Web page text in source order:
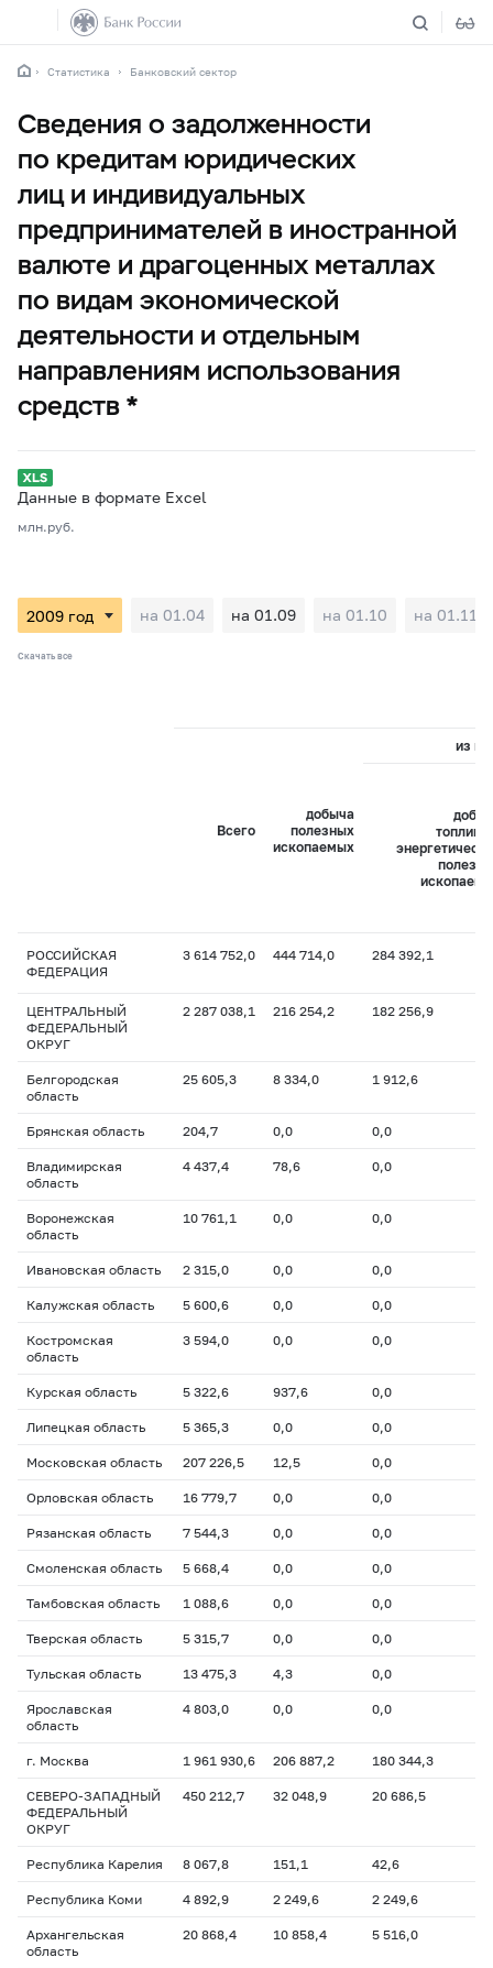
Статистика Банковский сектор
Сведения о задолженности
по кредитам юридических
лиц и индивидуальных
предпринимателей в иностранной
валюте и драгоценных металлах
по видам экономической
деятельности и отдельным
направлениям использования
средств *
Данные в формате Excel
млн.руб.
на 01.04 на 01.09 на 01.10 на 01.11
Скачать все
Всего
добыча
полезных
ископаемых
из
РОССИЙСКАЯ
ФЕДЕРАЦИЯ
3 614 752,0 444 714,0 284 392,1
ЦЕНТРАЛЬНЫЙ
ФЕДЕРАЛЬНЫЙ
ОКРУГ
2 287 038,1 216 254,2 182 256,9
Белгородская
область
25 605,3 8 334,0 1 912,6
Брянская область 204,7 0,0 0,0
Владимирская
область
4 437,4 78,6 0,0
Воронежская
область
10 761,1 0,0 0,0
Ивановская область 2 315,0 0,0 0,0
Калужская область 5 600,6 0,0 0,0
Костромская
область
3 594,0 0,0 0,0
Курская область 5 322,6 937,6 0,0
Липецкая область 5 365,3 0,0 0,0
Московская область 207 226,5 12,5 0,0
Орловская область 16 779,7 0,0 0,0
Рязанская область 7 544,3 0,0 0,0
Смоленская область 5 668,4 0,0 0,0
Тамбовская область 1 088,6 0,0 0,0
Тверская область 5 315,7 0,0 0,0
Тульская область 13 475,3 4,3 0,0
Ярославская
область
4 803,0 0,0 0,0
г. Москва 1 961 930,6 206 887,2 180 344,3
СЕВЕРО-ЗАПАДНЫЙ
ФЕДЕРАЛЬНЫЙ
ОКРУГ
450 212,7 32 048,9 20 686,5
Республика Карелия 8 067,8 151,1 42,6
Республика Коми 4 892,9 2 249,6 2 249,6
Архангельская
область
20 868,4 10 858,4 5 516,0